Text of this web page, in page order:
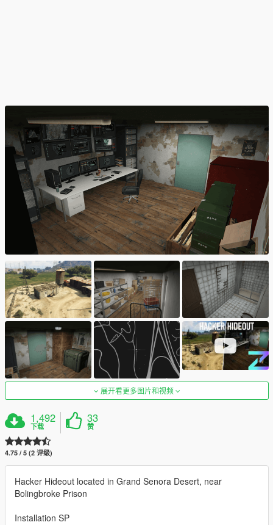
展开看更多图片和视频
1,492
下载
33
赞
4.75 / 5 (2 评级)
Hacker Hideout located in Grand Senora Desert, near
Bolingbroke Prison
Installation SP